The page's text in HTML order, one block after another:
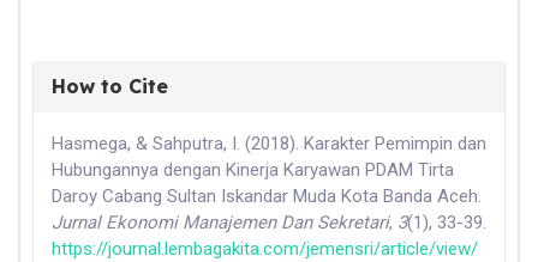
How to Cite
Hasmega, & Sahputra, I. (2018). Karakter Pemimpin dan
Hubungannya dengan Kinerja Karyawan PDAM Tirta
Daroy Cabang Sultan Iskandar Muda Kota Banda Aceh.
Jurnal Ekonomi Manajemen Dan Sekretari, 3(1), 33-39.
https://journal.lembagakita.com/jemensri/article/view/